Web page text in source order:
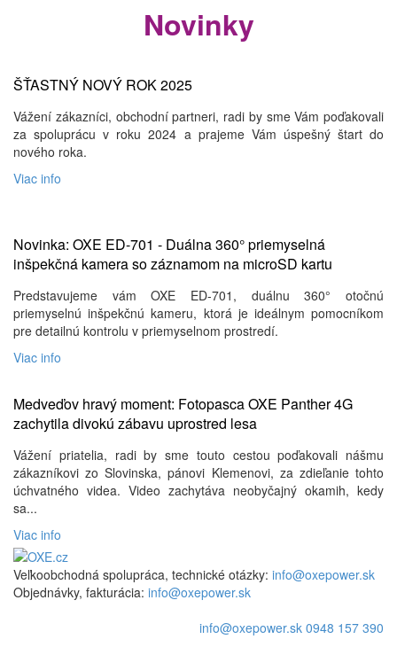
Novinky
ŠŤASTNÝ NOVÝ ROK 2025
Vážení zákazníci, obchodní partneri, radi by sme Vám poďakovali
za spoluprácu v roku 2024 a prajeme Vám úspešný štart do
nového roka.
Viac info
Novinka: OXE ED-701 - Duálna 360° priemyselná
inšpekčná kamera so záznamom na microSD kartu
Predstavujeme vám OXE ED-701, duálnu 360° otočnú
priemyselnú inšpekčnú kameru, ktorá je ideálnym pomocníkom
pre detailnú kontrolu v priemyselnom prostredí.
Viac info
Medveďov hravý moment: Fotopasca OXE Panther 4G
zachytila ​​divokú zábavu uprostred lesa
Vážení priatelia, radi by sme touto cestou poďakovali nášmu
zákazníkovi zo Slovinska, pánovi Klemenovi, za zdieľanie tohto
úchvatného videa. Video zachytáva neobyčajný okamih, kedy
sa...
Viac info
Veľkoobchodná spolupráca, technické otázky: info@oxepower.sk
Objednávky, fakturácia: info@oxepower.sk
info@oxepower.sk 0948 157 390